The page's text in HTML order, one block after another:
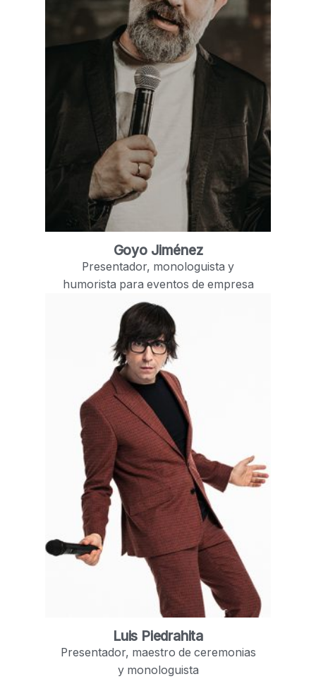
Goyo Jiménez
Presentador, monologuista y
humorista para eventos de empresa
Luis Piedrahita
Presentador, maestro de ceremonias
y monologuista